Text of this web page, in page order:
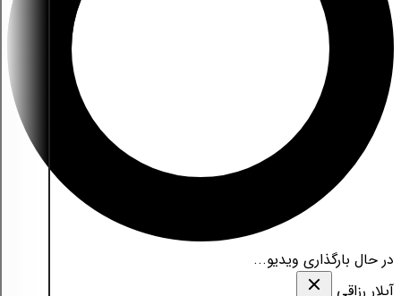
در حال بارگذاری ویدیو...
آیلار رزاقی